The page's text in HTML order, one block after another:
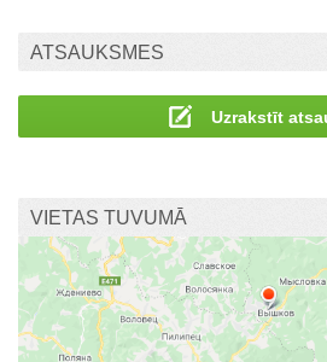
ATSAUKSMES
Uzrakstīt
VIETAS TUVUMĀ